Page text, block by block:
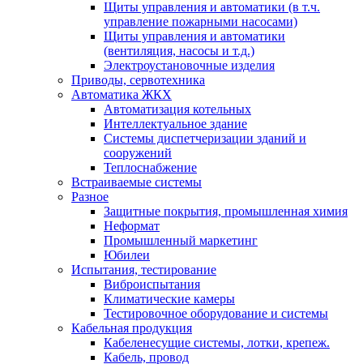
Щиты управления и автоматики (в т.ч.
управление пожарными насосами)
Щиты управления и автоматики
(вентиляция, насосы и т.д.)
Электроустановочные изделия
Приводы, сервотехника
Автоматика ЖКХ
Автоматизация котельных
Интеллектуальное здание
Системы диспетчеризации зданий и
сооружений
Теплоснабжение
Встраиваемые системы
Разное
Защитные покрытия, промышленная химия
Неформат
Промышленный маркетинг
Юбилеи
Испытания, тестирование
Виброиспытания
Климатические камеры
Тестировочное оборудование и системы
Кабельная продукция
Кабеленесущие системы, лотки, крепеж.
Кабель, провод